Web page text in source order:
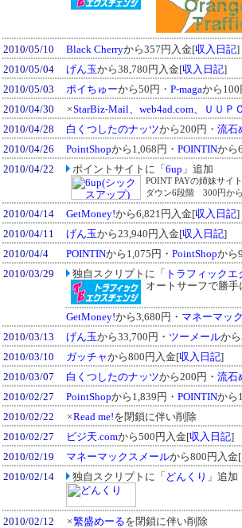
2010/05/10 Black Cherryから357円入金[収入日記]
2010/05/04
げん玉から38,780円入金[収入日記]
2010/05/03
ポイちゅーから50円・ P-magaから
2010/04/30
×StarBiz-Mail、web4ad.com、ＵＵＰ
2010/04/28
白くつしたのナッツから200円・ 流石
2010/04/26
PointShopから1,068円・ POINTINから
2010/04/22
ポイントサイトに「6up 」追加
POINT PAYの姉妹サイト
ダウン6段階 300円か
2010/04/14 GetMoney!から6,821円入金[収入日記]
2010/04/11
げん玉から23,940円入金[収入日記]
2010/04/4
POINTINから1,075円・ PointShopから
2010/03/29
独自スクリプトに「 トラフィック
オートサーフで勝手
GetMoney!から3,680円・ マネーマッ
2010/03/13
げん玉から33,700円・ ツーメールから
2010/03/10
ガッチャから800円入金[収入日記]
2010/03/07
白くつしたのナッツから200円・ 流石
2010/02/27
PointShopから1,839円・ POINTINから
2010/02/22
×Read me!を閉鎖に伴い削除
2010/02/27
ビジ天.comから500円入金[収入日記]
2010/02/19
マネーマックスメールから800円入金[
2010/02/14
独自スクリプトに「 どんくり 」追加
2010/02/12 ×繁盛めーるを閉鎖に伴い削除